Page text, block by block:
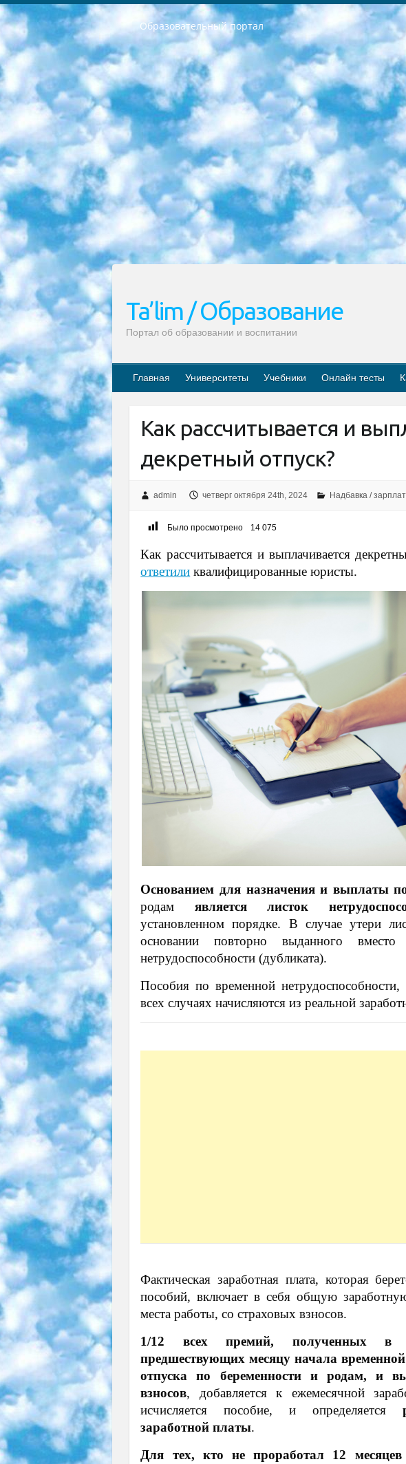
Образовательный портал
РЕСПУБЛИКА УЗБЕКИСТАН МИНИСТРЕРСТВО ДОШКОЛЬНОГО И ШКОЛЬНОГО ОБРАЗОВАНИЯ КОМАНДА в общеобразовательных учреждениях в 2023-2024 учебном году организация и проведение итоговой государственной аттестации обучающихся о Министра дошкольного и школьного образования Республики Узбекистан от 4 марта 2008 года (постановлением Минюста от 20 марта 2008 года № 1778 государственной регистрации) «Итоговое состояние учащихся общего среднего образования на основании положения об утверждении положения об аттестации общего среднего образования выпускной экзамен студентов в образовательных учреждениях в 2023-2024 учебном году В целях организации и прохождения аттестации приказываю: 1. Следующее: перечень предметов, по которым будет проводиться итоговая государственная аттестация и экзамен формы перевода согласно приложению 1; сертификаты международного образца, оценивающие уровень владения иностранными языками перечень согласно приложению 2; 2. Педагогический при специализированных образовательных учреждениях. научно-практический центр квалификации и международной оценки (Д.Давидова) 2024 г. До 25 марта: задания по предметам, по которым будет проводиться итоговая аттестация разработка и утверждение технических условий; итоговая аттестация на основании разработанного предметного задания разработка вопросов по предметам (устно и письменно), экзамен передача; общеобразовательные средние школы и специальные учебные заведения учащиеся выпускных классов школ и интернатов в агентской системе подготовка базы данных экзаменационных материалов и критериев оценки; перевод базы экзаменационных материалов на все языки обучения подать в Республиканский образовательный центр для изготовления; варианты экзаменов на основе разработанных контрольных материалов пусть будут поставлены задачи формирования. 3. Республиканский образовательный центр (Ш.Худайкулов) до 5 апреля 2024 года. до: база данных предоставленных экзаменационных материалов на все языки обучения перевод и экспертиза; для слепых, слабовидящих, глухих, слабослышащих и умственно отсталых детей учащиеся выпускных классов специализированных школ и школ-интернатов база данных экзаменационных материалов на всех преподаваемых языках подготовка критериев оценки; специализированные школы для умственно отсталых детей и технологии для учащихся выпускных классов школ-интернатов разработка соответствующих рекомендаций и критериев проведения ЕГЭ по естествознанию давать задания. 4. Педагогический при специализированных образовательных учреждениях. Научно-практический центр навыков и международной оценки (Д.Давидова), Республика образовательный центр (Худайкулов Ш.) итоговый государственный аттестационный экзамен ориентирован на творческое и логическое мышление при подготовке базы материалов учитывать введение заданий. 5. Следует отметить, что: сертификат государственного образца о знании общеобразовательного предмета и как минимум национальный уровень B1 по предметам на иностранных языках, указанным в Приложении 2. или международно признанный сертификат эквивалентного уровня студенты, изучающие определенный предмет, освобождаются от экзамена; по соответствующим предметам запланирована итоговая государственная аттестация за день до дня, путем жеребьевки Рабочей группой (в письменной форме по предметам, проводимым в форме) из числа сформированных вариантов выбрано 2 варианта; 2 выбранных варианта экзамена анонсированы на официальном сайте министерства и все выпускники по всей стране на основе этих вариантов проводит итоговую государственную аттестацию. 6. Государственное образование учащихся средних общеобразовательных учреждений. знания в соответствии с квалификационными требованиями, которые необходимо приобрести на основании стандартов итоговый (выпускной) контроль для 9 и 11 классов в целях тестирования Экзамены (далее – экзамены) состоят из предметов, перечисленных в приложении 1. будет сделано. 7. Экзамены пройдут с 26 мая по 15 июня 2024 г.
Ta’lim / Образование
Портал об образовании и воспитании
Главная Университеты Учебники Онлайн тесты
Как рассчитывается и
декретный отпуск?
admin четверг октября 24th, 2024 Надбавка /
Было просмотрено 14 075
Как рассчитывается и выплачивается
ответили квалифицированные юристы.
Основанием для назначения и выплаты
родам является листок
установленном порядке. В случае утери
основании повторно выданного
нетрудоспособности (дубликата).
Пособия по временной
всех случаях начисляются из реальной
Фактическая заработная плата, которая
пособий, включает в себя общую
места работы, со страховых взносов.
1/12 всех премий, полученных в
предшествующих месяцу начала временной
отпуска по беременности и родам, и
взносов, добавляется к ежемесячной
исчисляется пособие, и определяется
заработной платы.
Для тех, кто не проработал 12